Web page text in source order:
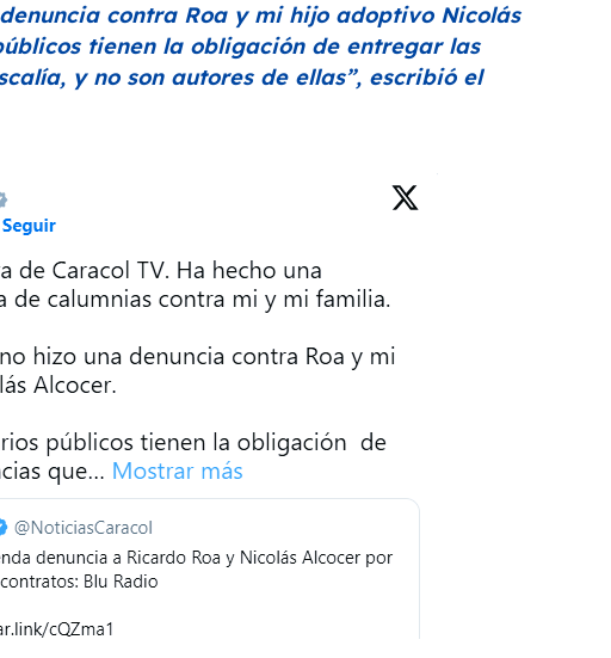
contra Roa y mi hijo adoptivo Nicolás
tienen la obligación de entregar las
y no son autores de ellas”, escribió el